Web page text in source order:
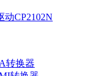
动CP2102N
转换器